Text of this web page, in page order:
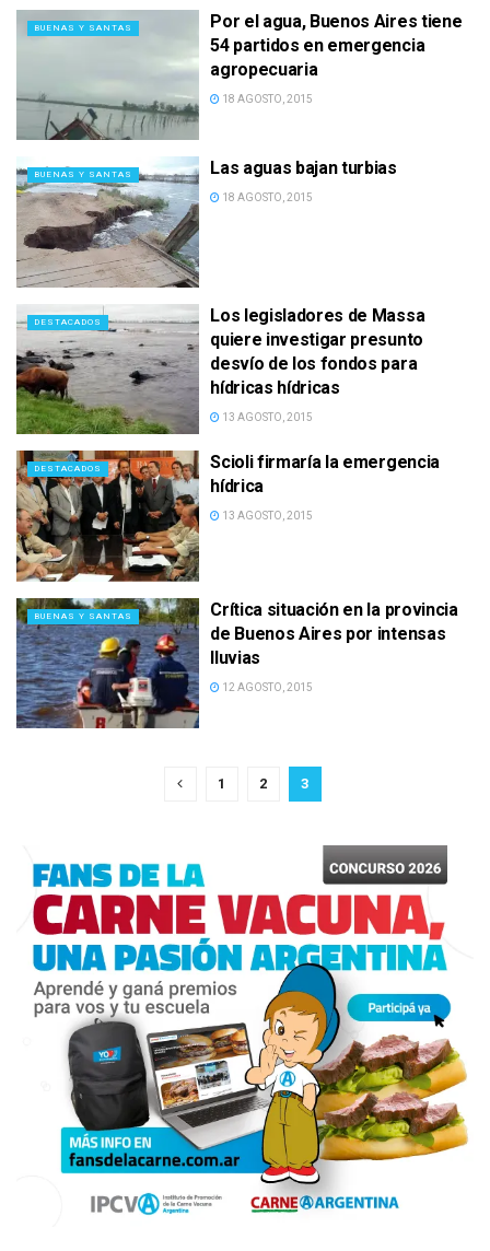
BUENAS Y SANTAS
Por el agua, Buenos Aires tiene
54 partidos en emergencia
agropecuaria
18 AGOSTO, 2015
BUENAS Y SANTAS Las aguas bajan turbias
18 AGOSTO, 2015
DESTACADOS
Los legisladores de Massa
quiere investigar presunto
desvío de los fondos para
hídricas hídricas
13 AGOSTO, 2015
DESTACADOS
Scioli firmaría la emergencia
hídrica
13 AGOSTO, 2015
BUENAS Y SANTAS
Crítica situación en la provincia
de Buenos Aires por intensas
lluvias
12 AGOSTO, 2015
1 2 3